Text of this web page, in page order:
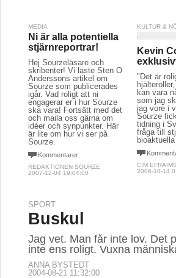
MEDIA
Ni är alla potentiella
stjärnreportrar!
Hej Sourzeläsare och
skribenter! Vi läste Sten O
Anderssons artikel om
Sourze som publicerades
igår. Vad roligt att ni
engagerar er i hur Sourze
ska vara! Fortsätt med det
och maila oss gärna om
idéer och synpunkter. Här
är lite om hur vi ser på
Sourze.
Kommentarer
REDAKTIONEN SOURZE
2007-12-04 19:04:00
KULTUR &
Kevin
"Det är
kan vara
som jag
jag vore i
Sourze
tidning i
fråga till
CIM
2006-10-14
SPORT
Buskul
Jag vet. Man får inte lov. Det
inte ens roligt. Vuxna
ANNA BYSTEDT
2004-08-21 11:32:00